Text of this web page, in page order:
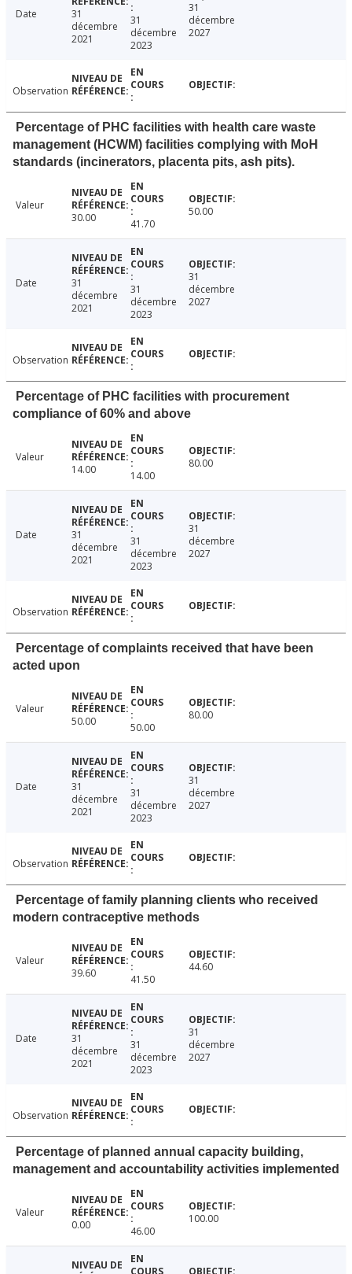
Date
31
décembre
2021
31
décembre
2023
31
décembre
2027
Observation
Percentage of PHC facilities with health care waste
management (HCWM) facilities complying with MoH
standards (incinerators, placenta pits, ash pits).
Valeur
30.00
41.70
50.00
Date
31
décembre
2021
31
décembre
2023
31
décembre
2027
Observation
Percentage of PHC facilities with procurement
compliance of 60% and above
Valeur
14.00
14.00
80.00
Date
31
décembre
2021
31
décembre
2023
31
décembre
2027
Observation
Percentage of complaints received that have been
acted upon
Valeur
50.00
50.00
80.00
Date
31
décembre
2021
31
décembre
2023
31
décembre
2027
Observation
Percentage of family planning clients who received
modern contraceptive methods
Valeur
39.60
41.50
44.60
Date
31
décembre
2021
31
décembre
2023
31
décembre
2027
Observation
Percentage of planned annual capacity building,
management and accountability activities implemented
Valeur
0.00
46.00
100.00